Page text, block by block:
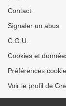
Contact
Signaler un abus
C.G.U.
Cookies et
Préférences
Voir le profil de